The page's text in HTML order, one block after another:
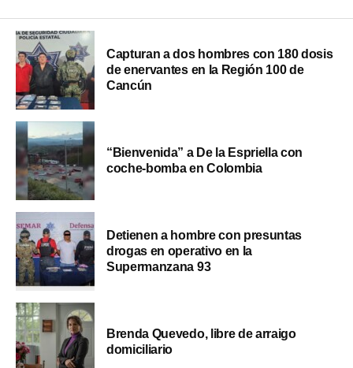
Capturan a dos hombres con 180 dosis
de enervantes en la Región 100 de
Cancún
“Bienvenida” a De la Espriella con
coche-bomba en Colombia
Detienen a hombre con presuntas
drogas en operativo en la
Supermanzana 93
Brenda Quevedo, libre de arraigo
domiciliario